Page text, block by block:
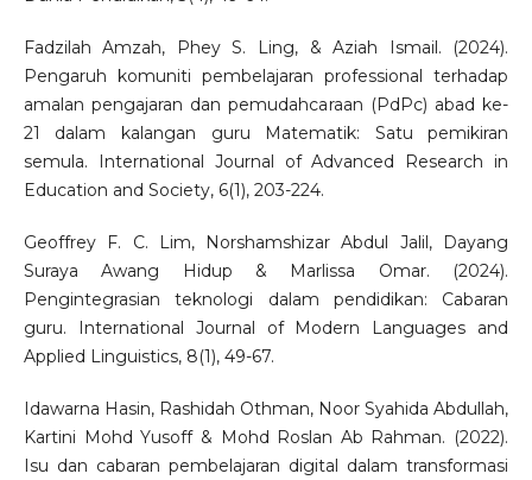
Fadzilah Amzah, Phey S. Ling, & Aziah Ismail. (2024).
Pengaruh komuniti pembelajaran professional terhadap
amalan pengajaran dan pemudahcaraan (PdPc) abad ke-
21 dalam kalangan guru Matematik: Satu pemikiran
semula. International Journal of Advanced Research in
Education and Society, 6(1), 203-224.
Geoffrey F. C. Lim, Norshamshizar Abdul Jalil, Dayang
Suraya Awang Hidup & Marlissa Omar. (2024).
Pengintegrasian teknologi dalam pendidikan: Cabaran
guru. International Journal of Modern Languages and
Applied Linguistics, 8(1), 49-67.
Idawarna Hasin, Rashidah Othman, Noor Syahida Abdullah,
Kartini Mohd Yusoff & Mohd Roslan Ab Rahman. (2022).
Isu dan cabaran pembelajaran digital dalam transformasi